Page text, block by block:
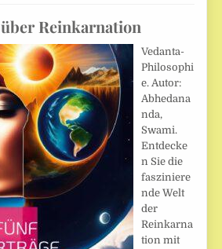
Reinkarnation
Vedanta-
Philosophi
e. Autor:
Abhedana
nda,
Swami.
Entdecke
n Sie die
fasziniere
nde Welt
der
Reinkarna
tion mit